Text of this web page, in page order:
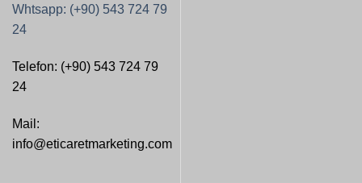
Whtsapp: (+90) 543 724 79
24
Telefon: (+90) 543 724 79
24
Mail:
info@eticaretmarketing.com